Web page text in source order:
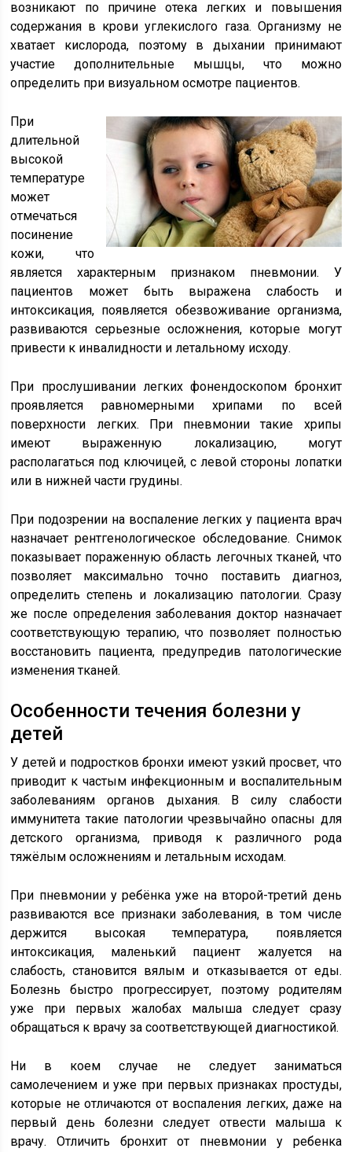
возникают по причине отека легких и повышения
содержания в крови углекислого газа. Организму не
хватает кислорода, поэтому в дыхании принимают
участие дополнительные мышцы, что можно
определить при визуальном осмотре пациентов.
При
длительной
высокой
температуре
может
отмечаться
посинение
кожи, что
является характерным признаком пневмонии. У
пациентов может быть выражена слабость и
интоксикация, появляется обезвоживание организма,
развиваются серьезные осложнения, которые могут
привести к инвалидности и летальному исходу.
При прослушивании легких фонендоскопом бронхит
проявляется равномерными хрипами по всей
поверхности легких. При пневмонии такие хрипы
имеют выраженную локализацию, могут
располагаться под ключицей, с левой стороны лопатки
или в нижней части грудины.
При подозрении на воспаление легких у пациента врач
назначает рентгенологическое обследование. Снимок
показывает пораженную область легочных тканей, что
позволяет максимально точно поставить диагноз,
определить степень и локализацию патологии. Сразу
же после определения заболевания доктор назначает
соответствующую терапию, что позволяет полностью
восстановить пациента, предупредив патологические
изменения тканей.
Особенности течения болезни у
детей
У детей и подростков бронхи имеют узкий просвет, что
приводит к частым инфекционным и воспалительным
заболеваниям органов дыхания. В силу слабости
иммунитета такие патологии чрезвычайно опасны для
детского организма, приводя к различного рода
тяжёлым осложнениям и летальным исходам.
При пневмонии у ребёнка уже на второй-третий день
развиваются все признаки заболевания, в том числе
держится высокая температура, появляется
интоксикация, маленький пациент жалуется на
слабость, становится вялым и отказывается от еды.
Болезнь быстро прогрессирует, поэтому родителям
уже при первых жалобах малыша следует сразу
обращаться к врачу за соответствующей диагностикой.
Ни в коем случае не следует заниматься
самолечением и уже при первых признаках простуды,
которые не отличаются от воспаления легких, даже на
первый день болезни следует отвести малыша к
врачу. Отличить бронхит от пневмонии у ребенка